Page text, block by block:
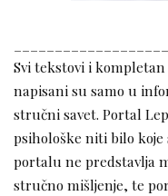
Svi tekstovi i
napisani su samo u
stručni savet. Portal
psihološke niti bilo koje
portalu ne predstavlja
stručno mišljenje, te